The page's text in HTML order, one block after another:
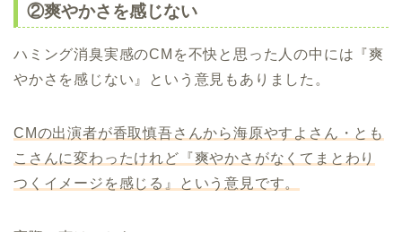
②爽やかさを感じない
ハミング消臭実感のCMを不快と思った人の中には『爽
やかさを感じない』という意見もありました。
CMの出演者が香取慎吾さんから海原やすよさん・とも
こさんに変わったけれど『爽やかさがなくてまとわり
つくイメージを感じる』という意見です。